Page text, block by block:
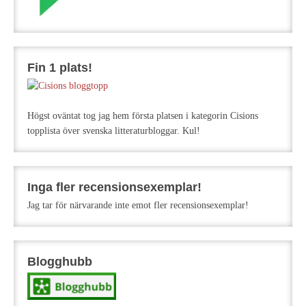
Fin 1 plats!
Högst oväntat tog jag hem första platsen i kategorin Cisions
topplista över svenska litteraturbloggar. Kul!
Inga fler recensionsexemplar!
Jag tar för närvarande inte emot fler recensionsexemplar!
Blogghubb